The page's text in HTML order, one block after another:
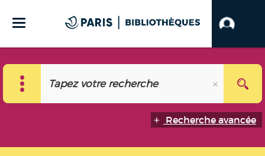
Recherche avancée